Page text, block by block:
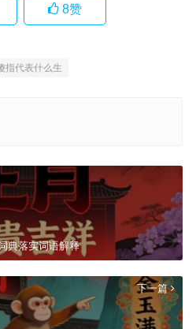
8赞
指代表什么生
典落实词语解释
下一篇